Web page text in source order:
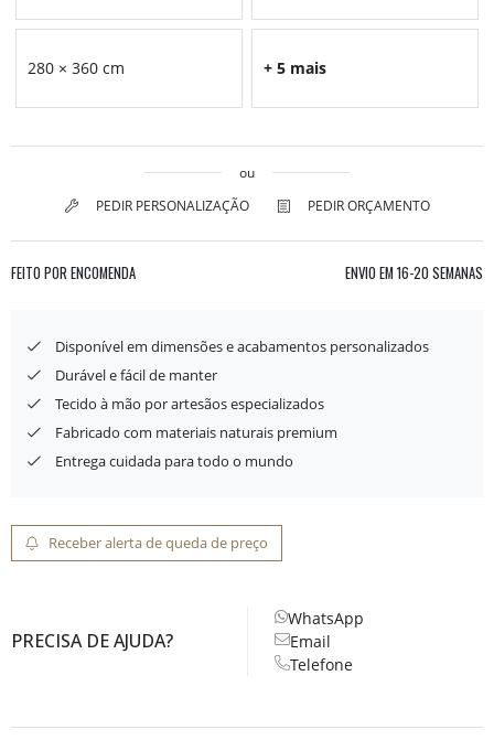
280 × 360 cm + 5 mais
ou
PEDIR PERSONALIZAÇÃO
PEDIR ORÇAMENTO
FEITO POR ENCOMENDA ENVIO EM 16-20 SEMANAS
Disponível em dimensões e acabamentos personalizados
Durável e fácil de manter
Tecido à mão por artesãos especializados
Fabricado com materiais naturais premium
Entrega cuidada para todo o mundo
Receber alerta de queda de preço
PRECISA DE AJUDA?
WhatsApp
Email
Telefone